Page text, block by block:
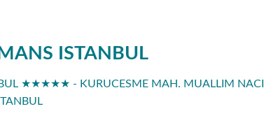
ISTANBUL
★★★★★ - KURUCESME MAH. MUALLIM NACI